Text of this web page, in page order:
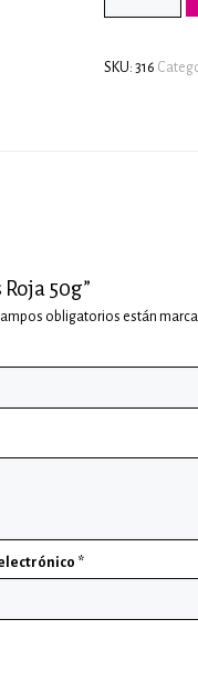
SKU: 316
50g”
obligatorios están
*